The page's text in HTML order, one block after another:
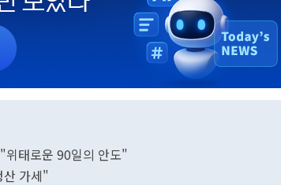
위태로운 90일의 안도"
가세"